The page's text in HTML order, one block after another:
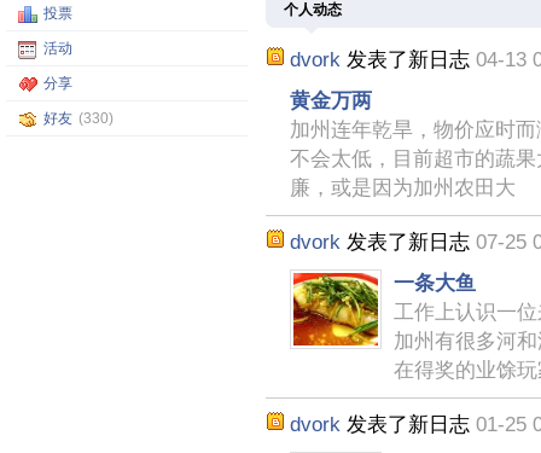
投票
活动
分享
好友 (330)
个人动态
dvork 发表了新日志 04-13
黄金万两
加州连年乾旱，物价应时
不会太低，目前超市的蔬
廉，或是因为加州农田大
dvork 发表了新日志 07-25
一条大鱼
工作上认识一
加州有很多河
在得奖的业馀
dvork 发表了新日志 01-25